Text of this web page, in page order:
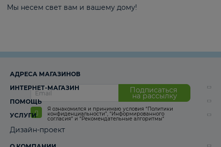
Мы несем свет вам и вашему дому!
Подписаться
на рассылку
Я ознакомился и принимаю условия “Политики
конфиденциальности”, “Информированного
согласия“ и “Рекомендательные алгоритмы“
АДРЕСА МАГАЗИНОВ
ИНТЕРНЕТ-МАГАЗИН
ПОМОЩЬ
УСЛУГИ
Дизайн-проект